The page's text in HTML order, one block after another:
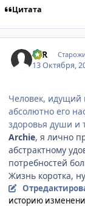
Цитата
SSR
13 Октября,
Человек, идущий
абсолютно его
здоровья души и
Archie, я лично
абстрактному
потребностей
Жизнь коротка,
историю